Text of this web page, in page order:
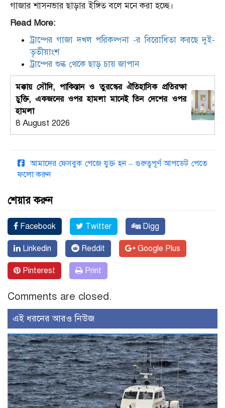
গাজার শাসনভার ছাড়ার ইঙ্গিত বলে মনে করা হচ্ছে।
Read More:
ট্রাম্পের গাজা দখল পরিকল্পনা -র বিরোধিতা করছে দুই-
তৃতীয়াংশ
ট্রাম্পের শুল্ক থেকে ছাড় চায় জাপান
মক্কায় সৌদি, পাকিস্তান ও তুরস্কের ঐতিহাসিক প্রতিরক্ষা
চুক্তি, একজনের ওপর হামলা মানেই তিন দেশের ওপর
হামলা
8 August 2026
আমাদের ফেসবুক পেজে যুক্ত হন – গুরুত্বপূর্ণ আপডেট পেতে
ফলো করুন
শেয়ার করুন
Facebook Twitter Digg
Linkedin Reddit Google Plus
Pinterest Print
Comments are closed.
এই ধরনের আরও নিউজ